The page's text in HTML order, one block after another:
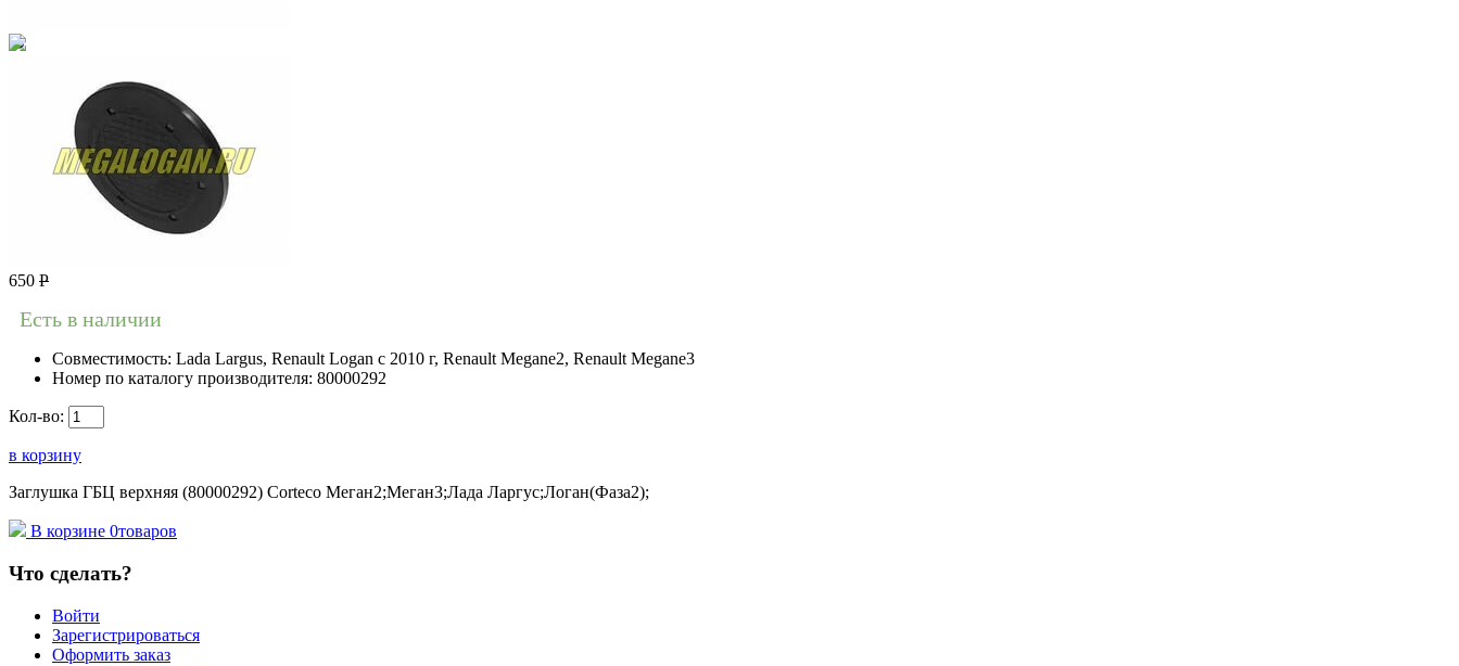
650 Р
Есть в наличии
Совместимость: Lada Largus, Renault Logan c 2010 г, Renault Megane2, Renault Megane3
Номер по каталогу производителя: 80000292
Кол-во:
в корзину
Заглушка ГБЦ верхняя (80000292) Corteco Меган2;Меган3;Лада Ларгус;Логан(Фаза2);
В корзине 0товаров
Что сделать?
Войти
Зарегистрироваться
Оформить заказ